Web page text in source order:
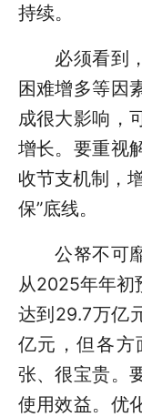
持续。
必须看到，
困难增多等因
成很大影响，
增长。要重视
收节支机制，
保”底线。
公帑不可靡
从2025年年初
达到29.7万亿
亿元，但各方
张、很宝贵。
使用效益。优